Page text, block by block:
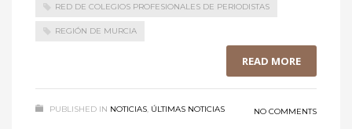
RED DE COLEGIOS PROFESIONALES DE PERIODISTAS
REGIÓN DE MURCIA
READ MORE
PUBLISHED IN NOTICIAS, ÚLTIMAS NOTICIAS NO COMMENTS